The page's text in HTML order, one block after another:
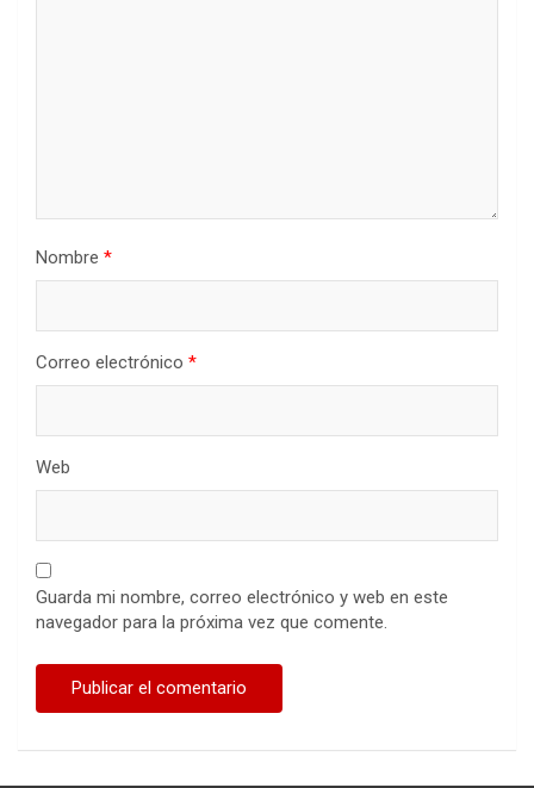
Nombre *
Correo electrónico *
Web
Guarda mi nombre, correo electrónico y web en este
navegador para la próxima vez que comente.